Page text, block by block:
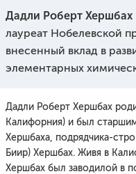
Дадли Роберт Хершбах
лауреат Нобелевской
внесенный вклад в
элементарных
Дадли Роберт Хершбах
Калифорния) и был
Хершбаха, подрядчика-
Биир) Хершбах. Живя в
Хершбах был заводилой в